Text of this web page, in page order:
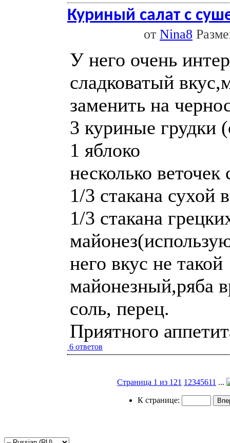
Куриный салат с
от Nina8
У него очень
сладковатый
заменить на
3 куриные грудки
1 яблоко
несколько веточек
1/3 cтакана сухой
1/3 стакана
него вкус не такой
майонезный,ряба
соль, перец.
Приятного
6 ответов
Страница 1 из 121 1 2345611 ...
К странице: